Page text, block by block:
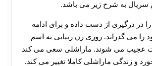
سریال به شرح زیر می باشد.
در درگیری از دست داده و برای ادامه
می گذراند. روزی زن زیبایی به اسم
عجیب می شوند. ماراشلی سعی می کند
و زندگی ماراشلی کاملا تغییر می کند.